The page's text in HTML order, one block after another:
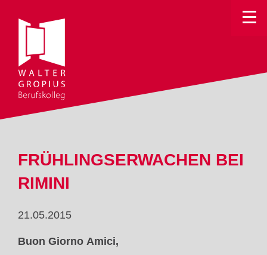
FRÜHLINGSERWACHEN BEI
RIMINI
21.05.2015
Buon Giorno Amici,